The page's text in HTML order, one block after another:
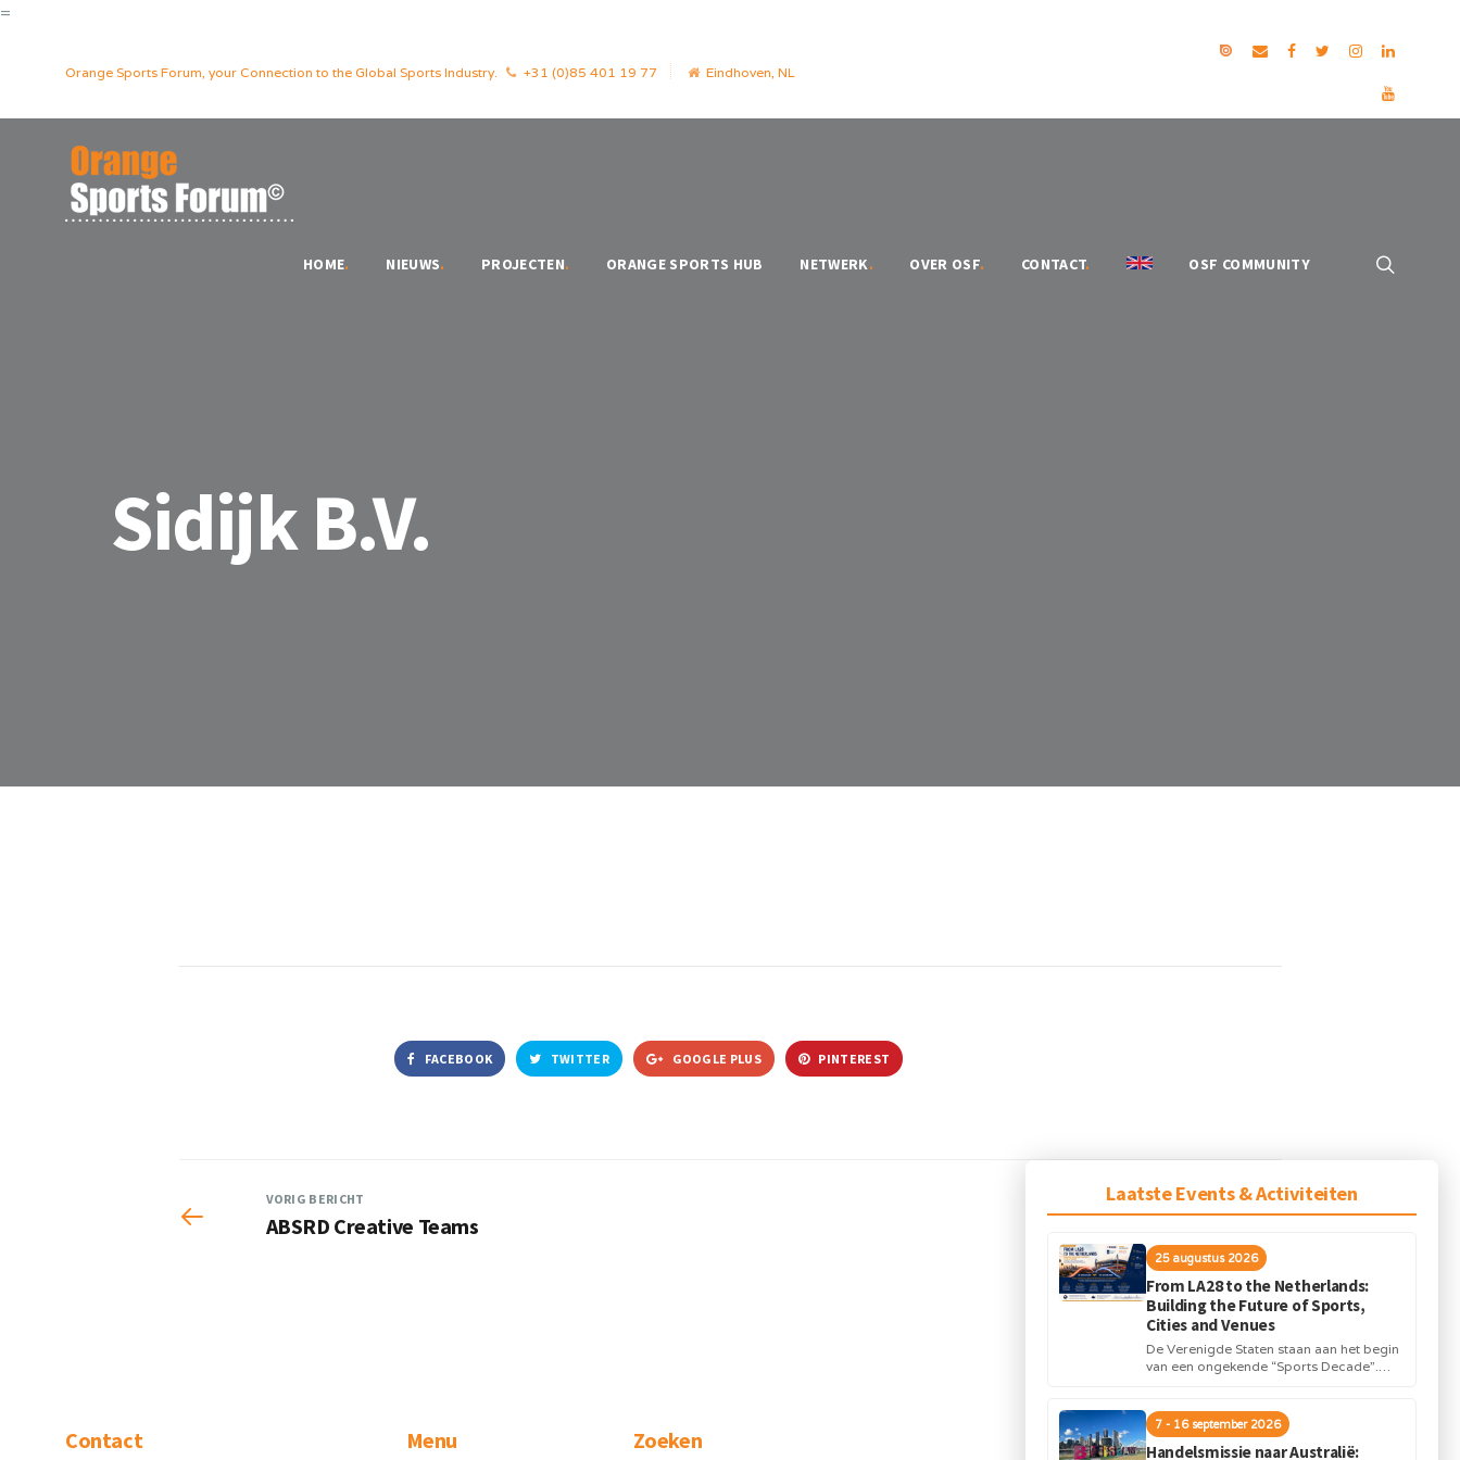
Laatste Events & Activiteiten
25 augustus 2026
From LA28 to the Netherlands:
Building the Future of Sports,
Cities and Venues
De Verenigde Staten staan aan het begin
van een ongekende “Sports Decade”.
infrastructuur...
7 - 16 september 2026
Handelsmissie naar Australië:
=
Orange Sports Forum, your Connection to the Global Sports Industry. +31 (0)85 401 19 77 Eindhoven, NL
HOME. NIEUWS. PROJECTEN. ORANGE SPORTS HUB NETWERK. OVER OSF. CONTACT. OSF COMMUNITY
Sidijk B.V.
FACEBOOK TWITTER GOOGLE PLUS PINTEREST
VORIG BERICHT
ABSRD Creative Teams
VOLGEND BERICHT
Contact Menu Zoeken